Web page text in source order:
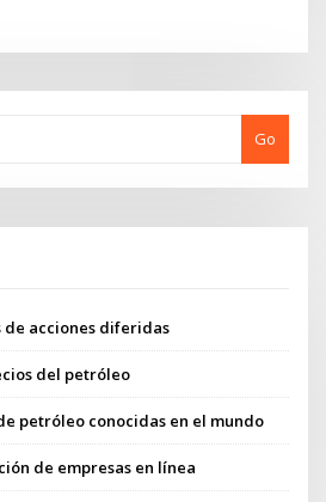
Go
de acciones diferidas
del petróleo
petróleo conocidas en el mundo
de empresas en línea